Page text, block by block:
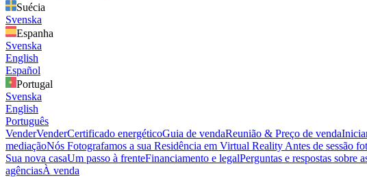
Suécia
Svenska
Espanha
Svenska
English
Español
Portugal
Svenska
English
Português
VenderVenderCertificado energéticoGuia de vendaReunião & Preço de venda
mediaçãoNós Fotografamos a sua Residência em Virtual Reality Antes de sessão
Sua nova casaUm passo à frenteFinanciamento e legalPerguntas e respostas sobre
agênciasÀ venda